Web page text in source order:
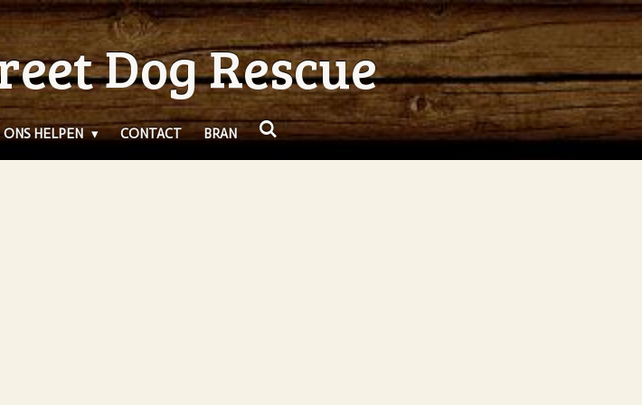
Dog Rescue
ONS HELPEN CONTACT BRAN